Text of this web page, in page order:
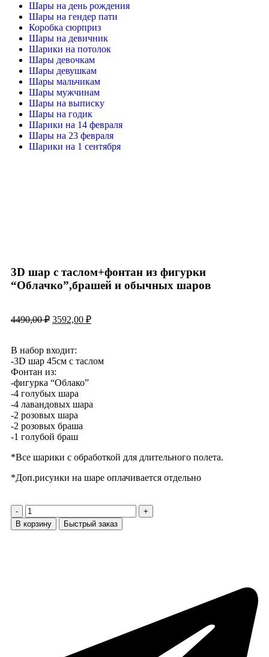
Шары на день рождения
Шары на гендер пати
Коробка сюрприз
Шары на девичник
Шарики на потолок
Шары девочкам
Шары девушкам
Шары мальчикам
Шары мужчинам
Шары на выписку
Шары на годик
Шарики на 14 февраля
Шары на 23 февраля
Шарики на 1 сентября
3D шар с таслом+фонтан из фигурки
“Облачко”,брашей и обычных шаров
4490,00₽ 3592,00 ₽
В набор входит:
-3D шар 45см с таслом
Фонтан из:
-фигурка “Облако”
-4 голубых шара
-4 лавандовых шара
-2 розовых шара
-2 розовых браша
-1 голубой браш
*Все шарики с обработкой для длительного полета.
*Доп.рисунки на шаре оплачивается отдельно
В корзину Быстрый заказ